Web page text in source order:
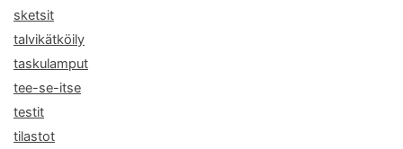
sketsit
talvikätköily
taskulamput
tee-se-itse
testit
tilastot